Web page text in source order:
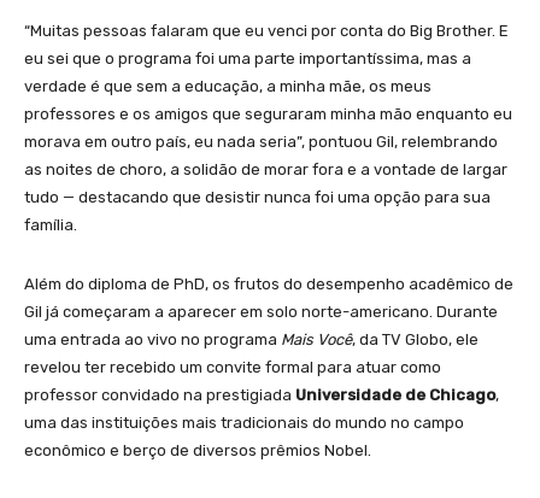
“Muitas pessoas falaram que eu venci por conta do Big Brother. E
eu sei que o programa foi uma parte importantíssima, mas a
verdade é que sem a educação, a minha mãe, os meus
professores e os amigos que seguraram minha mão enquanto eu
morava em outro país, eu nada seria”, pontuou Gil, relembrando
as noites de choro, a solidão de morar fora e a vontade de largar
tudo — destacando que desistir nunca foi uma opção para sua
família.
Além do diploma de PhD, os frutos do desempenho acadêmico de
Gil já começaram a aparecer em solo norte-americano. Durante
uma entrada ao vivo no programa Mais Você, da TV Globo, ele
revelou ter recebido um convite formal para atuar como
professor convidado na prestigiada Universidade de Chicago,
uma das instituições mais tradicionais do mundo no campo
econômico e berço de diversos prêmios Nobel.